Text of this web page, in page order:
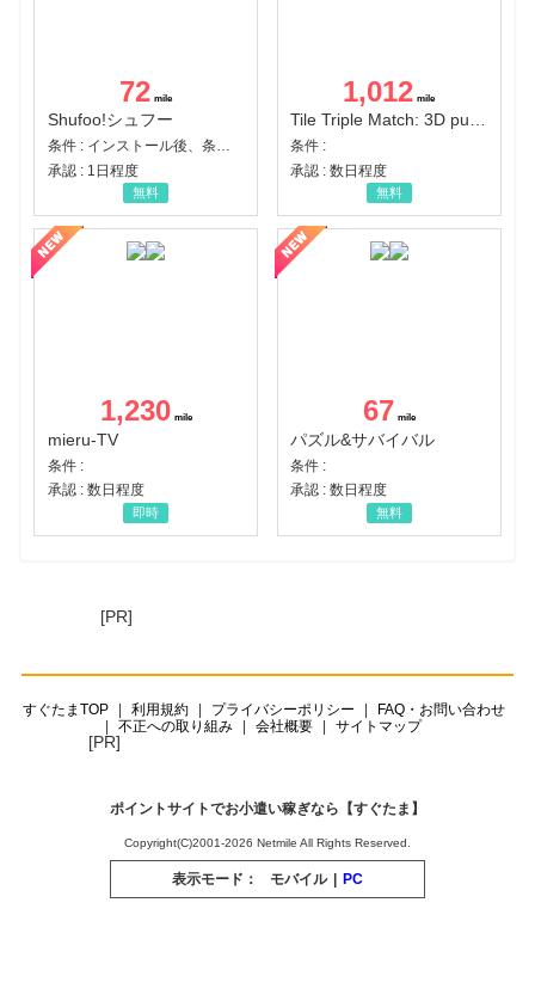
72
Shufoo!シュフー
条件 : インストール後、条件達成
承認 : 1日程度
無料
1,012
Tile Triple Match: 3D puzzle
条件 :
承認 : 数日程度
無料
1,230
mieru-TV
条件 :
承認 : 数日程度
即時
67
パズル&サバイバル
条件 :
承認 : 数日程度
無料
[PR]
すぐたまTOP 利用規約 プライバシーポリシー
FAQ・お問い合わせ
不正への取り組み
会社概要 サイトマップ
[PR]
ポイントサイトでお小遣い稼ぎなら【すぐたま】
Copyright(C)2001-2026 Netmile All Rights Reserved.
表示モード： モバイル | PC